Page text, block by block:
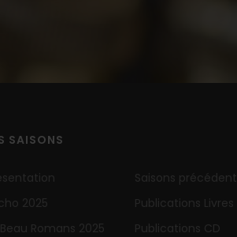
SAISONS
2025
Romans 2025
Saisons
Publications Livres
Publications CD